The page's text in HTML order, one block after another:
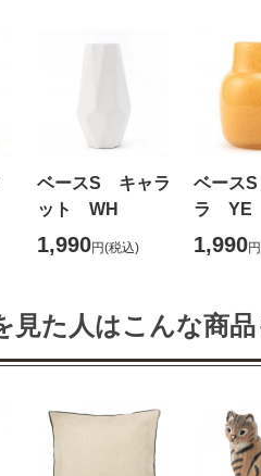
ベースS キャラ
ット WH
1,990円(税込)
ベース
ラ YE
1,990円
見た人はこんな商